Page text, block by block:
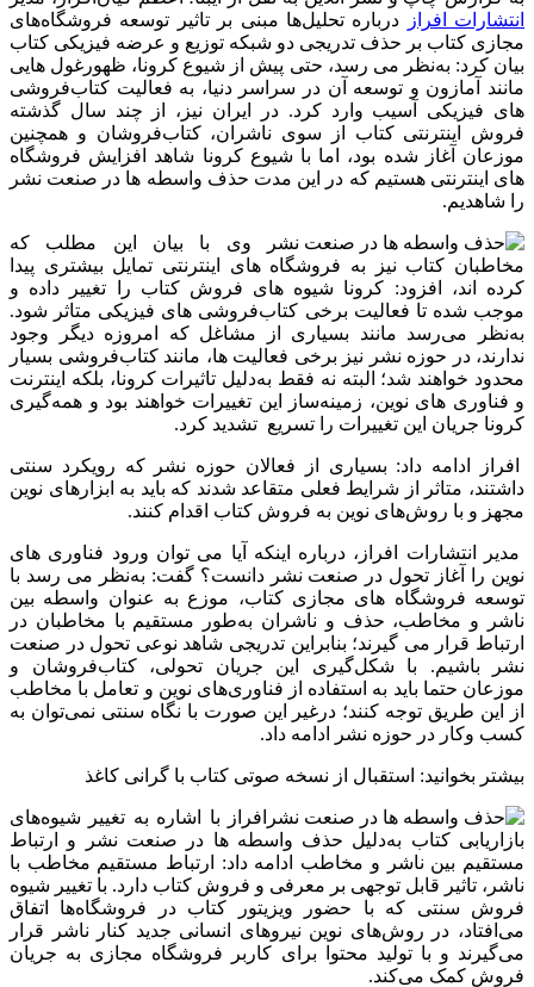
انتشارات افراز
درباره تحلیل‌ها مبنی بر تاثیر توسعه فروشگاه‌های
مجازی کتاب بر حذف تدریجی دو شبکه توزیع و عرضه فیزیکی کتاب
بیان کرد: به‌نظر می‌‌ رسد، حتی پیش از شیوع کرونا، ظهورغول‌ هایی
مانند آمازون و توسعه آن در سراسر دنیا، به فعالیت کتاب‌فروشی‌
های فیزیکی آسیب وارد کرد. در ایران نیز، از چند سال گذشته
فروش اینترنتی کتاب از سوی ناشران، کتاب‌فروشان و همچنین
موزعان آغاز شده بود، اما با شیوع کرونا شاهد افزایش فروشگاه‌
های اینترنتی هستیم که در این مدت حذف واسطه ها در صنعت نشر
را شاهدیم.
وی با بیان این مطلب که
مخاطبان کتاب نیز به فروشگاه‌ های اینترنتی تمایل بیشتری پیدا
کرده‌ اند، افزود: کرونا شیوه‌‌ های فروش کتاب را تغییر داده و
موجب شده تا فعالیت برخی کتاب‌‌فروشی‌ های فیزیکی متاثر شود.
به‌نظر می‌رسد مانند بسیاری از مشاغل که امروزه دیگر وجود
ندارند، در حوزه نشر نیز برخی فعالیت‌ ها، مانند کتاب‌فروشی‌ بسیار
محدود خواهند شد؛ البته نه فقط به‌دلیل تاثیرات کرونا، بلکه اینترنت
و فناوری‌ های نوین، زمینه‌ساز این تغییرات خواهند بود و همه‌گیری
کرونا جریان این تغییرات را تسریع تشدید کرد.
افراز ادامه داد: بسیاری از فعالان حوزه نشر که رویکرد سنتی
داشتند، متاثر از شرایط فعلی متقاعد شدند که باید به ابزار‌های نوین
مجهز و با روش‌های نوین به فروش کتاب اقدام کنند.
مدیر انتشارات افراز، درباره اینکه آیا می‌ توان ورود فناوری‌ های
نوین را آغاز تحول در صنعت نشر دانست؟ گفت: به‌نظر می‌ رسد با
توسعه فروشگاه‌ های مجازی کتاب، موزع به‌ عنوان واسطه بین
ناشر و مخاطب، حذف و ناشران به‌طور مستقیم با مخاطبان در
ارتباط قرار می‌ گیرند؛ بنابراین تدریجی شاهد نوعی تحول در صنعت
نشر باشیم. با شکل‌گیری این جریان تحولی، کتاب‌فروشان و
موزعان حتما باید به استفاده از فناوری‌های نوین و تعامل با مخاطب
از این طریق توجه کنند؛ درغیر این صورت با نگاه سنتی نمی‌توان به
کسب وکار در حوزه نشر ادامه داد.
بیشتر بخوانید: استقبال از نسخه صوتی کتاب با گرانی کاغذ
افراز با اشاره به تغییر شیوه‌های
بازار‌یابی کتاب به‌دلیل حذف واسطه ها در صنعت نشر و ارتباط
مستقیم بین ناشر و مخاطب ادامه داد: ارتباط مستقیم مخاطب با
ناشر، تاثیر قابل توجهی بر معرفی و فروش کتاب دارد. با تغییر شیوه
فروش سنتی که با حضور ویزیتور کتاب در فروشگاه‌ها اتفاق
می‌افتاد، در روش‌های نوین نیرو‌های انسانی جدید کنار ناشر قرار
می‌گیرند و با تولید محتوا برای کاربر فروشگاه مجازی به جریان
فروش کمک می‌کند.